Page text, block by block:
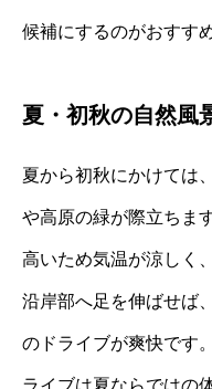
候補にするのがおすす
夏・初秋の自然風
夏から初秋にかけては
や高原の緑が際立ちま
高いため気温が涼しく
沿岸部へ足を伸ばせば
のドライブが爽快です
ライブは夏ならではの